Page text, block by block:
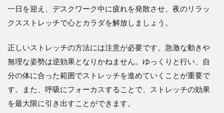
一日を迎え、デスクワーク中に疲れを発散させ、夜のリラッ
クスストレッチで心とカラダを解放しましょう。
正しいストレッチの方法には注意が必要です。急激な動きや
無理な姿勢は逆効果となりかねません。ゆっくりと行い、自
分の体に合った範囲でストレッチを進めていくことが重要で
す。また、呼吸にフォーカスすることで、ストレッチの効果
を最大限に引き出すことができます。